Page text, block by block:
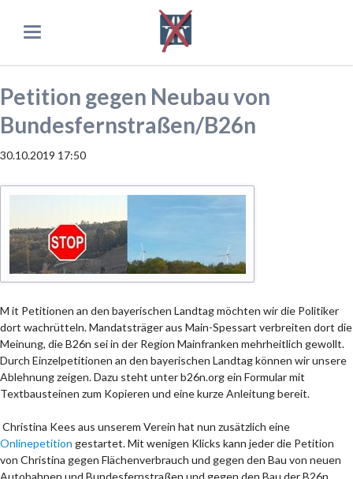
Petition gegen Neubau von
Bundesfernstraßen/B26n
30.10.2019 17:50
M it Petitionen an den bayerischen Landtag möchten wir die Politiker
dort wachrütteln. Mandatsträger aus Main-Spessart verbreiten dort die
Meinung, die B26n sei in der Region Mainfranken mehrheitlich gewollt.
Durch Einzelpetitionen an den bayerischen Landtag können wir unsere
Ablehnung zeigen. Dazu steht unter b26n.org ein Formular mit
Textbausteinen zum Kopieren und eine kurze Anleitung bereit.
Christina Kees aus unserem Verein hat nun zusätzlich eine
Onlinepetition gestartet. Mit wenigen Klicks kann jeder die Petition
von Christina gegen Flächenverbrauch und gegen den Bau von neuen
Autobahnen und Bundesfernstraßen und gegen den Bau der B26n